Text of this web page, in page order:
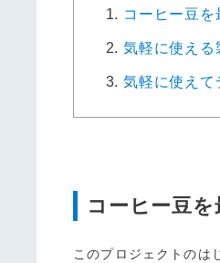
コーヒー豆
気軽に使える
気軽に使えて
コーヒー豆
このプロジェクトのは